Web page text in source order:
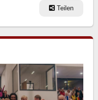
Teilen